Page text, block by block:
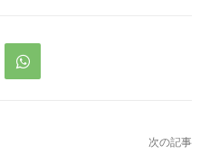
次の記事